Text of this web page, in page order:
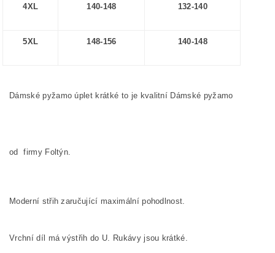
4XL 140-148 132-140
5XL 148-156 140-148
Dámské pyžamo úplet krátké to je kvalitní Dámské pyžamo
od firmy Foltýn.
Moderní střih zaručující maximální pohodlnost.
Vrchní díl má výstřih do U. Rukávy jsou krátké.